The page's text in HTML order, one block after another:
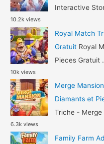
Gemmes
et
Pieces
o
r
:
Interactive
10.2k views
Royal Match
Gratuit Royal
Pieces Gratuit
10k views
Merge
Diamants et
Triche - Merge
6.3k views
Family Farm